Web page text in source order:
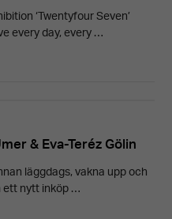
‘Twentyfour Seven’
every day, every …
& Eva-Teréz Gölin
läggdags, vakna upp och
ett nytt inköp …